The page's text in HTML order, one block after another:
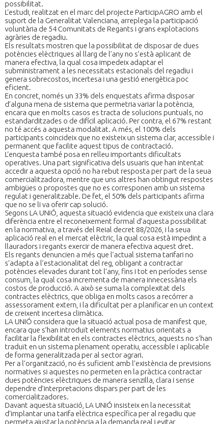
possibilitat.
L’estudi, realitzat en el marc del projecte ParticipAGRO amb el
suport de la Generalitat Valenciana, arreplega la participació
voluntària de 54 Comunitats de Regants i grans explotacions
agràries de regadiu.
Els resultats mostren que la possibilitat de disposar de dues
potències elèctriques al llarg de l’any no s’està aplicant de
manera efectiva, la qual cosa impedeix adaptar el
subministrament a les necessitats estacionals del regadiu i
genera sobrecostos, incertesa i una gestió energètica poc
eficient.
En concret, només un 33% dels enquestats afirma disposar
d’alguna mena de sistema que permetria variar la potència,
encara que en molts casos es tracta de solucions puntuals, no
estandarditzades o de difícil aplicació. Per contra, el 67% restant
no té accés a aquesta modalitat. A més, el 100% dels
participants coincideix que no existeix un sistema clar, accessible i
permanent que facilite aquest tipus de contractació.
L’enquesta també posa en relleu importants dificultats
operatives. Una part significativa dels usuaris que han intentat
accedir a aquesta opció no ha rebut resposta per part de la seua
comercialitzadora, mentre que uns altres han obtingut respostes
ambigües o propostes que no es corresponen amb un sistema
regulat i generalitzable. De fet, el 50% dels participants afirma
que no se li va oferir cap solució.
Segons LA UNIÓ, aquesta situació evidencia que existeix una clara
diferència entre el reconeixement formal d’aquesta possibilitat
en la normativa, a través del Reial decret 88/2026, i la seua
aplicació real en el mercat elèctric, la qual cosa està impedint a
llauradors i regants exercir de manera efectiva aquest dret.
Els regants denuncien a més que l’actual sistema tarifari no
s’adapta a l’estacionalitat del reg, obligant a contractar
potències elevades durant tot l’any, fins i tot en períodes sense
consum, la qual cosa incrementa de manera innecessària els
costos de producció. A això se suma la complexitat dels
contractes elèctrics, que obliga en molts casos a recórrer a
assessorament extern, i la dificultat per a planificar en un context
de creixent incertesa climàtica.
LA UNIÓ considera que la situació actual posa de manifest que,
encara que s’han introduït elements normatius orientats a
facilitar la flexibilitat en els contractes elèctrics, aquests no s’han
traduït en un sistema plenament operatiu, accessible i aplicable
de forma generalitzada per al sector agrari.
Per a l’organització, no és suficient amb l’existència de previsions
normatives si aquestes no permeten en la pràctica contractar
dues potències elèctriques de manera senzilla, clara i sense
dependre d’interpretacions dispars per part de les
comercialitzadores.
Davant aquesta situació, LA UNIÓ insisteix en la necessitat
d’implantar una tarifa elèctrica específica per al regadiu que
permeta ajustar la potència a la demanda real i evitar